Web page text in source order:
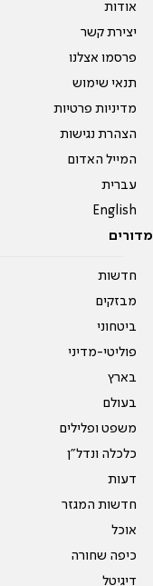
אודות
יצירת קשר
פרסמו אצלנו
תנאי שימוש
מדיניות פרטיות
הצהרת נגישות
המייל האדום
עברית
English
מדורים
חדשות
מבזקים
ביטחוני
פוליטי-מדיני
בארץ
בעולם
משפט ופלילים
כלכלה ונדל"ן
דעות
חדשות המגזר
אוכל
כיפה שחורה
דיגיטל